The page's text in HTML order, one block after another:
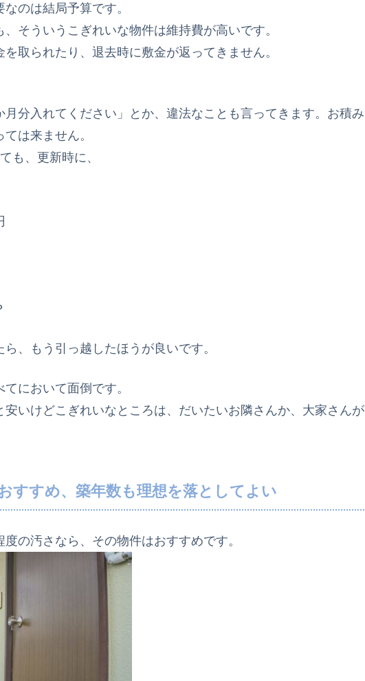
のは結局予算です。
、そういう こぎれいな物件は維持費が高いです。
取られたり、退去時に敷金が返ってきません。
月分入れてください」とか、違法なことも言ってきます。お積み
は来ません。
も、更新時に、
、もう引っ越したほうが良いです。
において面倒です。
安いけどこぎれいなところは、だいたいお隣さんか、大家さんが
すすめ、築年数も理想を落としてよい
の汚さなら、その物件はおすすめです。